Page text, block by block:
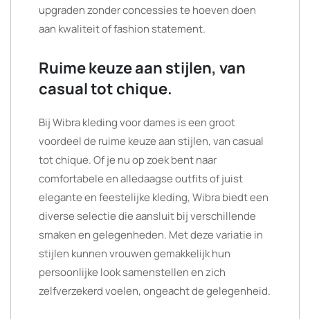
upgraden zonder concessies te hoeven doen
aan kwaliteit of fashion statement.
Ruime keuze aan stijlen, van
casual tot chique.
Bij Wibra kleding voor dames is een groot
voordeel de ruime keuze aan stijlen, van casual
tot chique. Of je nu op zoek bent naar
comfortabele en alledaagse outfits of juist
elegante en feestelijke kleding, Wibra biedt een
diverse selectie die aansluit bij verschillende
smaken en gelegenheden. Met deze variatie in
stijlen kunnen vrouwen gemakkelijk hun
persoonlijke look samenstellen en zich
zelfverzekerd voelen, ongeacht de gelegenheid.